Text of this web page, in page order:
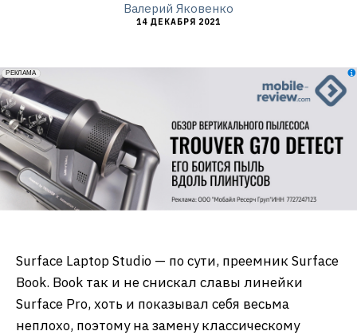
Валерий Яковенко
14 ДЕКАБРЯ 2021
erid: 2VfnxxmNzs5
РЕКЛАМА
Surface Laptop Studio — по сути, преемник Surface
Book. Book так и не снискал славы линейки
Surface Pro, хоть и показывал себя весьма
неплохо, поэтому на замену классическому